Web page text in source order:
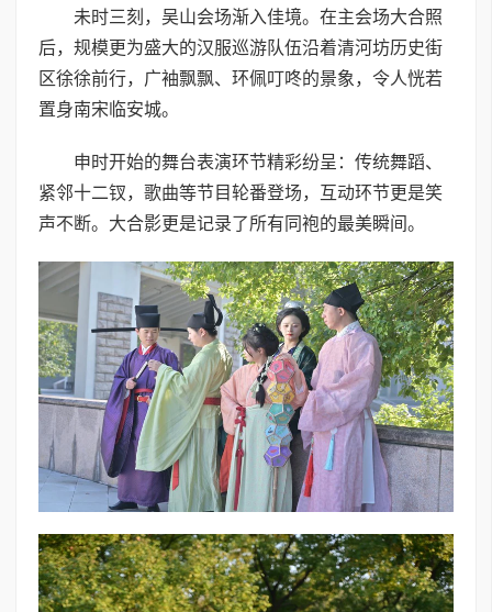
未时三刻，吴山会场渐入佳境。在主会场大合照
后，规模更为盛大的汉服巡游队伍沿着清河坊历史街
区徐徐前行，广袖飘飘、环佩叮咚的景象，令人恍若
置身南宋临安城。
申时开始的舞台表演环节精彩纷呈：传统舞蹈、
紧邻十二钗，歌曲等节目轮番登场，互动环节更是笑
声不断。大合影更是记录了所有同袍的最美瞬间。